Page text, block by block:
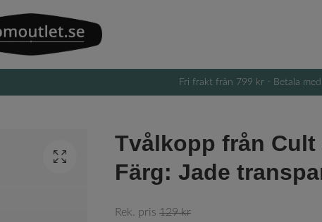
Fri frakt från 799 kr - Betala
Tvålkopp från Cult
Färg: Jade
Rek. pris 129 kr